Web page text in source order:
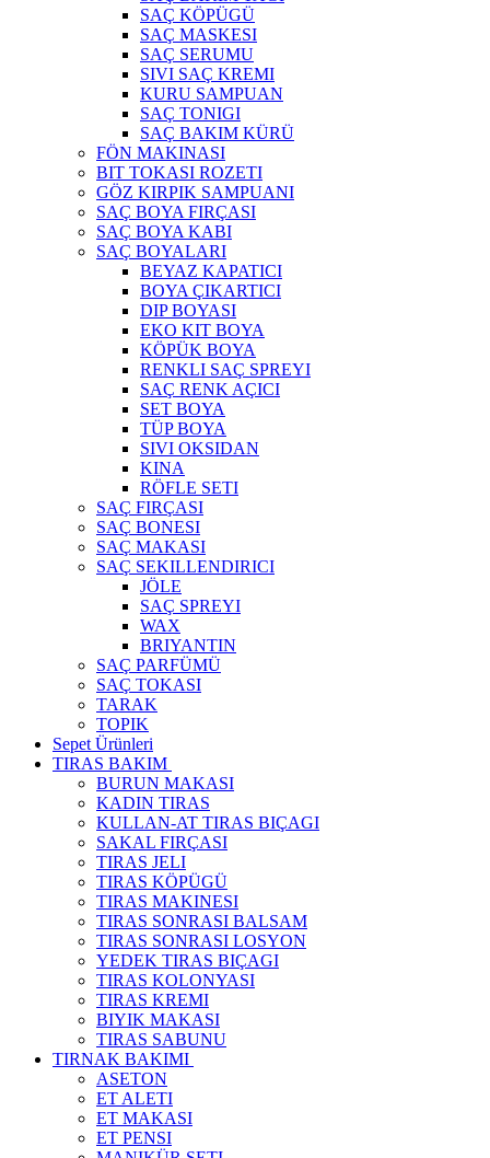
SAÇ KÖPÜGÜ
SAÇ MASKESI
SAÇ SERUMU
SIVI SAÇ KREMI
KURU SAMPUAN
SAÇ TONIGI
SAÇ BAKIM KÜRÜ
FÖN MAKINASI
BIT TOKASI ROZETI
GÖZ KIRPIK SAMPUANI
SAÇ BOYA FIRÇASI
SAÇ BOYA KABI
SAÇ BOYALARI
BEYAZ KAPATICI
BOYA ÇIKARTICI
DIP BOYASI
EKO KIT BOYA
KÖPÜK BOYA
RENKLI SAÇ SPREYI
SAÇ RENK AÇICI
SET BOYA
TÜP BOYA
SIVI OKSIDAN
KINA
RÖFLE SETI
SAÇ FIRÇASI
SAÇ BONESI
SAÇ MAKASI
SAÇ SEKILLENDIRICI
JÖLE
SAÇ SPREYI
WAX
BRIYANTIN
SAÇ PARFÜMÜ
SAÇ TOKASI
TARAK
TOPIK
Sepet Ürünleri
TIRAS BAKIM
BURUN MAKASI
KADIN TIRAS
KULLAN-AT TIRAS BIÇAGI
SAKAL FIRÇASI
TIRAS JELI
TIRAS KÖPÜGÜ
TIRAS MAKINESI
TIRAS SONRASI BALSAM
TIRAS SONRASI LOSYON
YEDEK TIRAS BIÇAGI
TIRAS KOLONYASI
TIRAS KREMI
BIYIK MAKASI
TIRAS SABUNU
TIRNAK BAKIMI
ASETON
ET ALETI
ET MAKASI
ET PENSI